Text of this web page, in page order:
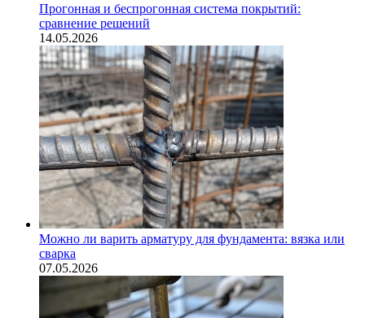
Прогонная и беспрогонная система покрытий:
сравнение решений
14.05.2026
Можно ли варить арматуру для фундамента: вязка или
сварка
07.05.2026